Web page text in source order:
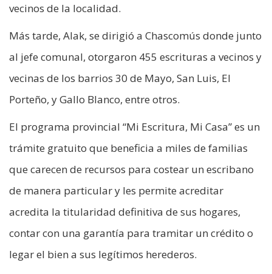
vecinos de la localidad.
Más tarde, Alak, se dirigió a Chascomús donde junto
al jefe comunal, otorgaron 455 escrituras a vecinos y
vecinas de los barrios 30 de Mayo, San Luis, El
Porteño, y Gallo Blanco, entre otros.
El programa provincial “Mi Escritura, Mi Casa” es un
trámite gratuito que beneficia a miles de familias
que carecen de recursos para costear un escribano
de manera particular y les permite acreditar
acredita la titularidad definitiva de sus hogares,
contar con una garantía para tramitar un crédito o
legar el bien a sus legítimos herederos.